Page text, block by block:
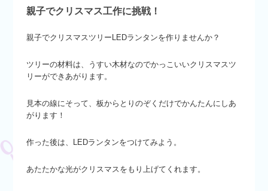
親子でクリスマス工作に挑戦！
親子でクリスマスツリーLEDランタンを作りませんか？
ツリーの材料は、うすい木材なのでかっこいいクリスマスツ
リーができあがります。
見本の線にそって、板からとりのぞくだけでかんたんにしあ
がります！
作った後は、LEDランタンをつけてみよう。
あたたかな光がクリスマスをもり上げてくれます。